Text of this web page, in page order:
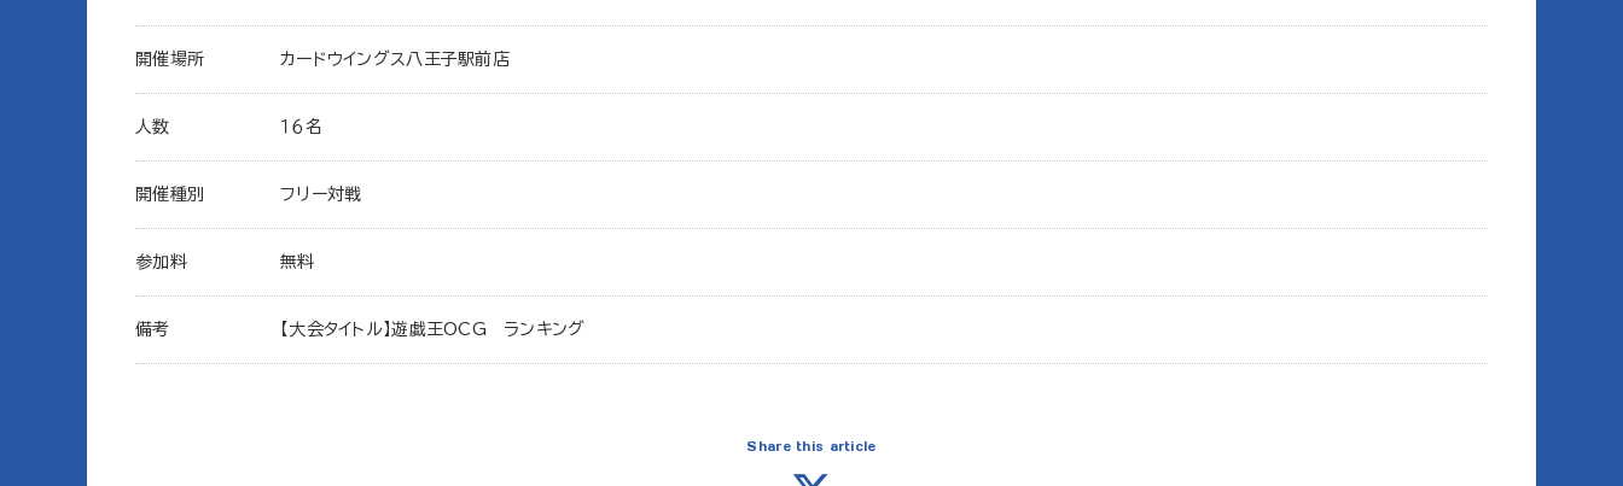
開催場所 カードウイングス八王子駅前店
人数 １６名
開催種別 フリー対戦
参加料 無料
備考 【大会タイトル】遊戯王OCG ランキング
Share this article